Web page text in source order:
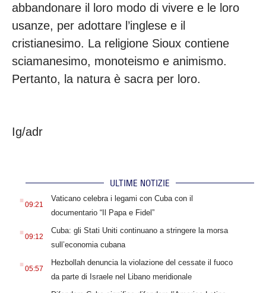
abbandonare il loro modo di vivere e le loro
usanze, per adottare l’inglese e il
cristianesimo. La religione Sioux contiene
sciamanesimo, monoteismo e animismo.
Pertanto, la natura è sacra per loro.
Ig/adr
ULTIME NOTIZIE
. 09:21
Vaticano celebra i legami con Cuba con il
documentario “Il Papa e Fidel”
. 09:12
Cuba: gli Stati Uniti continuano a stringere la morsa
sull’economia cubana
. 05:57
Hezbollah denuncia la violazione del cessate il fuoco
da parte di Israele nel Libano meridionale